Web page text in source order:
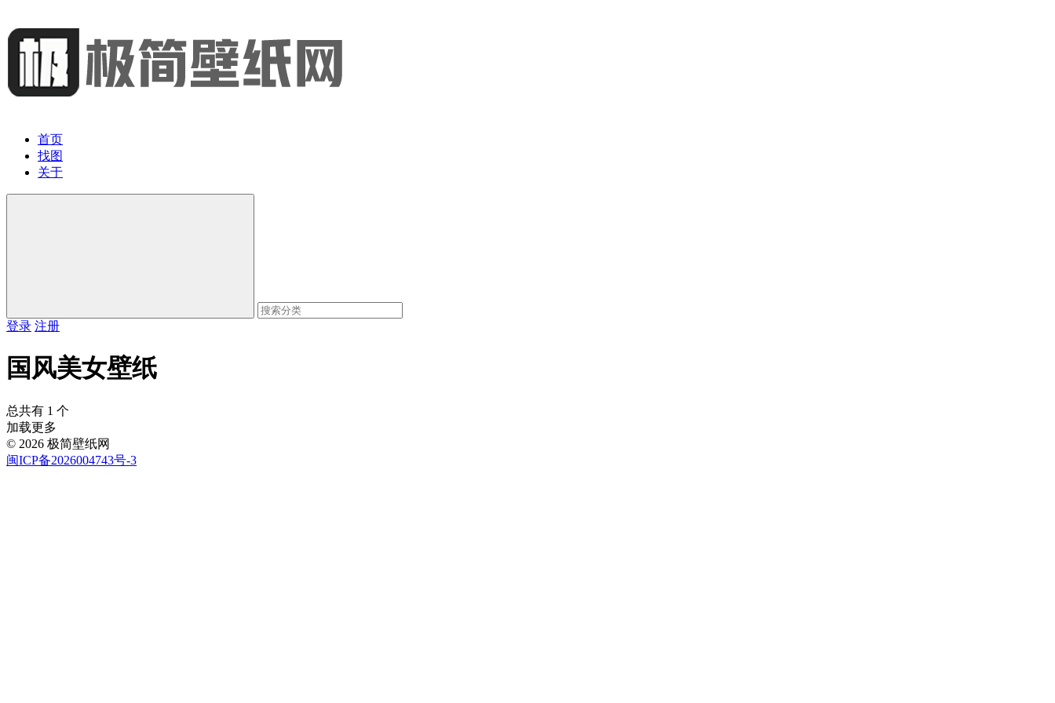
首页
找图
关于
登录 注册
国风美女壁纸
总共有 1 个
加载更多
© 2026 极简壁纸网
闽ICP备2026004743号-3